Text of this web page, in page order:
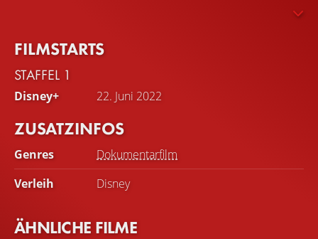
Verkaufsfirma betrieb, wegen eines Bankbetrugs in Höhe
FILMSTARTS
STAFFEL 1
Disney+ 22. Juni 2022
ZUSATZINFOS
Genres
Dokumentarfilm
Verleih
Disney
ÄHNLICHE FILME